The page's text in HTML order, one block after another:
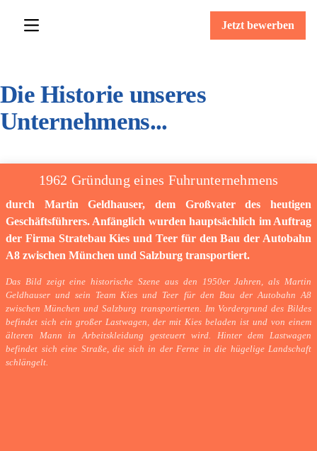
Jetzt bewerben
Die Historie unseres
Unternehmens...
1962 Gründung eines Fuhrunternehmens
durch Martin Geldhauser, dem Großvater des heutigen
Geschäftsführers. Anfänglich wurden hauptsächlich im Auftrag
der Firma Stratebau Kies und Teer für den Bau der Autobahn
A8 zwischen München und Salzburg transportiert.
Das Bild zeigt eine historische Szene aus den 1950er Jahren, als Martin
Geldhauser und sein Team Kies und Teer für den Bau der Autobahn A8
zwischen München und Salzburg transportierten. Im Vordergrund des Bildes
befindet sich ein großer Lastwagen, der mit Kies beladen ist und von einem
älteren Mann in Arbeitskleidung gesteuert wird. Hinter dem Lastwagen
befindet sich eine Straße, die sich in der Ferne in die hügelige Landschaft
schlängelt.